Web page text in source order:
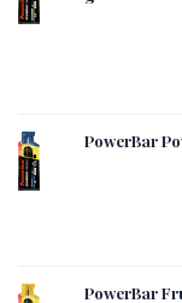
PowerBar
PowerBar